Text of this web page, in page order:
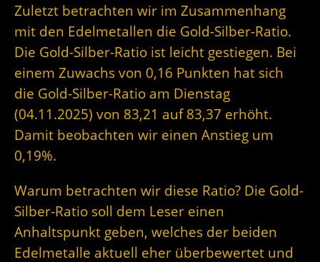
Zuletzt betrachten wir im Zusammenhang
mit den Edelmetallen die Gold-Silber-Ratio.
Die Gold-Silber-Ratio ist leicht gestiegen. Bei
einem Zuwachs von 0,16 Punkten hat sich
die Gold-Silber-Ratio am Dienstag
(04.11.2025) von 83,21 auf 83,37 erhöht.
Damit beobachten wir einen Anstieg um
0,19%.
Warum betrachten wir diese Ratio? Die Gold-
Silber-Ratio soll dem Leser einen
Anhaltspunkt geben, welches der beiden
Edelmetalle aktuell eher überbewertet und